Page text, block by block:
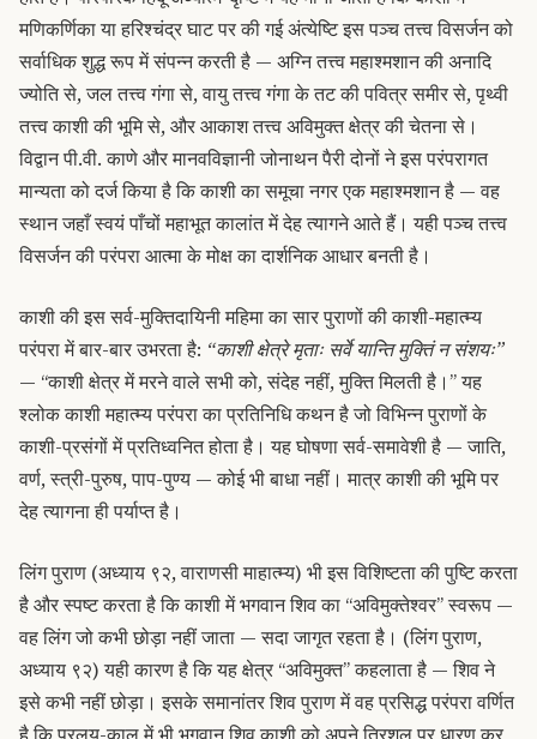
मणिकर्णिका या हरिश्चंद्र घाट पर की गई अंत्येष्टि इस पञ्च तत्त्व विसर्जन को
सर्वाधिक शुद्ध रूप में संपन्न करती है — अग्नि तत्त्व महाश्मशान की अनादि
ज्योति से, जल तत्त्व गंगा से, वायु तत्त्व गंगा के तट की पवित्र समीर से, पृथ्वी
तत्त्व काशी की भूमि से, और आकाश तत्त्व अविमुक्त क्षेत्र की चेतना से।
विद्वान पी.वी. काणे और मानवविज्ञानी जोनाथन पैरी दोनों ने इस परंपरागत
मान्यता को दर्ज किया है कि काशी का समूचा नगर एक महाश्मशान है — वह
स्थान जहाँ स्वयं पाँचों महाभूत कालांत में देह त्यागने आते हैं। यही पञ्च तत्त्व
विसर्जन की परंपरा आत्मा के मोक्ष का दार्शनिक आधार बनती है।
काशी की इस सर्व-मुक्तिदायिनी महिमा का सार पुराणों की काशी-महात्म्य
परंपरा में बार-बार उभरता है: “काशी क्षेत्रे मृताः सर्वे यान्ति मुक्तिं न संशयः”
— “काशी क्षेत्र में मरने वाले सभी को, संदेह नहीं, मुक्ति मिलती है।” यह
श्लोक काशी महात्म्य परंपरा का प्रतिनिधि कथन है जो विभिन्न पुराणों के
काशी-प्रसंगों में प्रतिध्वनित होता है। यह घोषणा सर्व-समावेशी है — जाति,
वर्ण, स्त्री-पुरुष, पाप-पुण्य — कोई भी बाधा नहीं। मात्र काशी की भूमि पर
देह त्यागना ही पर्याप्त है।
लिंग पुराण (अध्याय ९२, वाराणसी माहात्म्य) भी इस विशिष्टता की पुष्टि करता
है और स्पष्ट करता है कि काशी में भगवान शिव का “अविमुक्तेश्वर” स्वरूप —
वह लिंग जो कभी छोड़ा नहीं जाता — सदा जागृत रहता है। (लिंग पुराण,
अध्याय ९२) यही कारण है कि यह क्षेत्र “अविमुक्त” कहलाता है — शिव ने
इसे कभी नहीं छोड़ा। इसके समानांतर शिव पुराण में वह प्रसिद्ध परंपरा वर्णित
है कि प्रलय-काल में भी भगवान शिव काशी को अपने त्रिशूल पर धारण कर